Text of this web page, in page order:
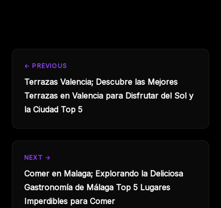
← PREVIOUS
Terrazas Valencia; Descubre las Mejores
Terrazas en Valencia para Disfrutar del Sol y
la Ciudad Top 5
NEXT →
Comer en Malaga; Explorando la Deliciosa
Gastronomía de Málaga Top 5 Lugares
Imperdibles para Comer